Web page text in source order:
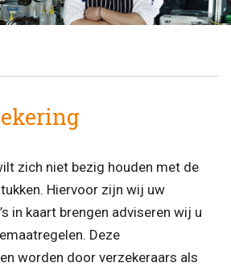
zich niet bezig houden met de
Hiervoor zijn wij uw
in kaart brengen adviseren wij u
Deze
worden door verzekeraars als